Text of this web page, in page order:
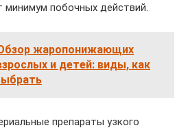
минимум побочных действий.
жаропонижающих
и детей: виды, как
препараты узкого